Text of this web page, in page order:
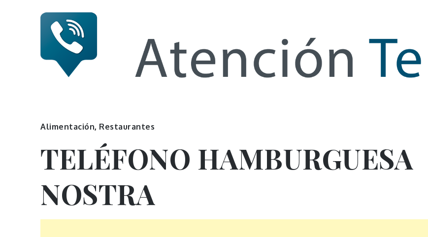
Numero de
Alimentación, Restaurantes
TELÉFONO HAMBURGUESA
NOSTRA